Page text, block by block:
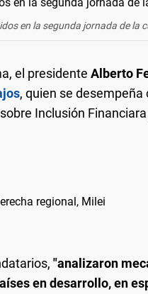
en la segunda jornada de la
el presidente Alberto
, quien se desempeña
Inclusión
regional, Milei
"analizaron
en desarrollo, en